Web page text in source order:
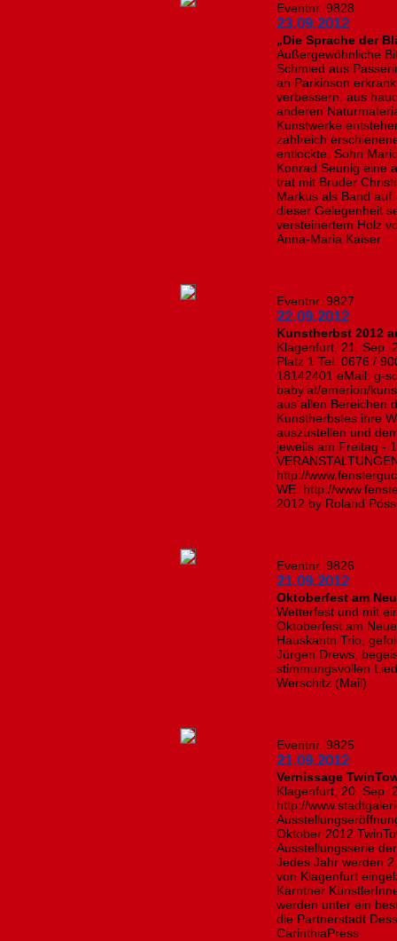
Eventnr. 9828
23.09.2012
„Die Sprache der
Außergewöhnliche
Schmied aus
an Parkinson
verbessern, aus
anderen
Kunstwerke
zahlreich
entlockte. Sohn
Konrad Seunig eine
trat mit Bruder
Markus als Band
dieser Gelegenheit
versteinertem Holz
Anna-Maria Kaiser
Eventnr. 9827
22.09.2012
Kunstherbst 2012
Klagenfurt, 21. Sep.
Platz 1 Tel. 0676 /
18142401 eMail: g-
baby.at/emerion/
aus allen Bereichen
Kunstherbstes ihre
auszustellen und
jeweils am Freitag -
http://
WE: http://
2012 by Roland
Eventnr. 9826
21.09.2012
Oktoberfest am
Wetterfest und mit
Oktoberfest am
Hauskantn Trio,
Jürgen Drews,
stimmungsvollen
Werschitz (Mail)
Eventnr. 9825
21.09.2012
Vernissage
Klagenfurt, 20. Sep.
http://
Oktober 2012
Ausstellungsserie
Jedes Jahr werden
von Klagenfurt
Kärntner
werden unter ein
die Partnerstadt
CarinthiaPress